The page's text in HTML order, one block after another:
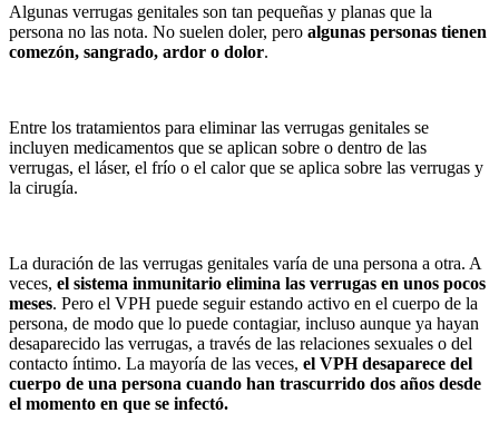
Algunas verrugas genitales son tan pequeñas y planas que la
persona no las nota. No suelen doler, pero algunas personas tienen
comezón, sangrado, ardor o dolor.
Entre los tratamientos para eliminar las verrugas genitales se
incluyen medicamentos que se aplican sobre o dentro de las
verrugas, el láser, el frío o el calor que se aplica sobre las verrugas y
la cirugía.
La duración de las verrugas genitales varía de una persona a otra. A
veces, el sistema inmunitario elimina las verrugas en unos pocos
meses. Pero el VPH puede seguir estando activo en el cuerpo de la
persona, de modo que lo puede contagiar, incluso aunque ya hayan
desaparecido las verrugas, a través de las relaciones sexuales o del
contacto íntimo. La mayoría de las veces, el VPH desaparece del
cuerpo de una persona cuando han trascurrido dos años desde
el momento en que se infectó.